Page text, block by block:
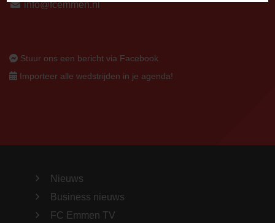
info@fcemmen.nl
Stuur ons een bericht via Facebook
Importeer alle wedstrijden in je agenda!
Nieuws
Business nieuws
FC Emmen TV